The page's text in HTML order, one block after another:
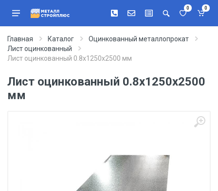
0 0
Главная Каталог
Оцинкованный металлопрокат
Лист оцинкованный
Лист оцинкованный 0.8х1250х2500 мм
Лист оцинкованный 0.8х1250х2500
мм